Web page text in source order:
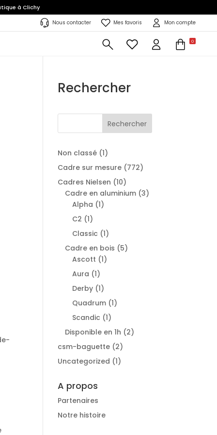
à Clichy
Nous contacter Mes favoris Mon compte
0
Rechercher
Rechercher
Non classé 11
produit
Cadre sur mesure 772772
Cadres Nielsen 1010
produits
Cadre en aluminium 33
Alpha 11
C2 11
produit
Classic 11
produit
Cadre en bois 55
Ascott 11
Aura 11
produit
Derby 11
produit
Quadrum 11
Scandic 11
produit
Disponible en 1h 22
csm-baguette 22
produits
Uncategorized 11
A propos
Partenaires
Notre histoire